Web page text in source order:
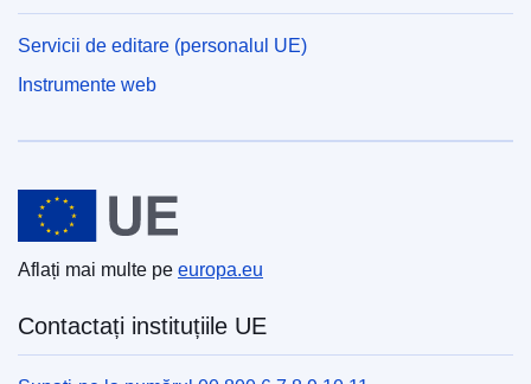
Servicii de editare (personalul UE)
Instrumente web
Uniunea Europeană
Aflați mai multe pe europa.eu
Contactați instituțiile UE